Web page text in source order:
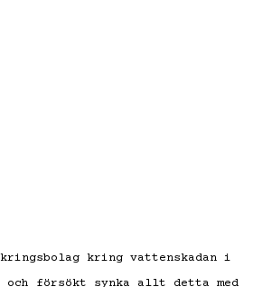
kring vattenskadan i
och försökt synka allt detta med